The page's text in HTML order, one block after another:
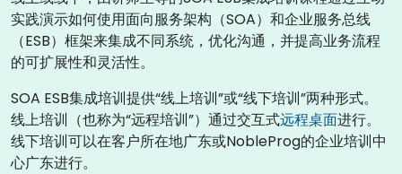
实践演示如何使用面向服务架构（SOA）和企业服务总线
（ESB）框架来集成不同系统，优化沟通，并提高业务流程
的可扩展性和灵活性。
SOA ESB集成培训提供“线上培训”或“线下培训”两种形式。
线上培训（也称为“远程培训”）通过交互式远程桌面进行。
线下培训可以在客户所在地广东或NobleProg的企业培训中
心广东进行。